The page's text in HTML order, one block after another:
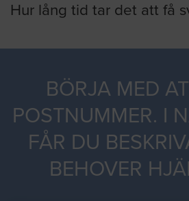
Hur lång tid tar det att få
BÖRJA MED
POSTNUMMER. I
FÅR DU
BEHOVER